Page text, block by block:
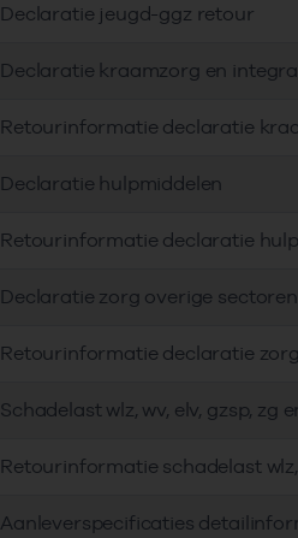
Declaratie jeugd-ggz retour
Declaratie kraamzorg en
Retourinformatie declaratie
Declaratie hulpmiddelen
Retourinformatie declaratie
Declaratie zorg overige sectoren
Retourinformatie declaratie
Schadelast wlz, wv, elv, gzsp, zg
Retourinformatie schadelast wlz,
Aanleverspecificaties